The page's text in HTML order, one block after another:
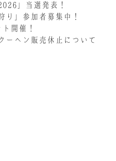
日町214
時間 8:30〜17:30）
」当選発表！
り」参加者募集中！
開催！
ーヘン販売休止について